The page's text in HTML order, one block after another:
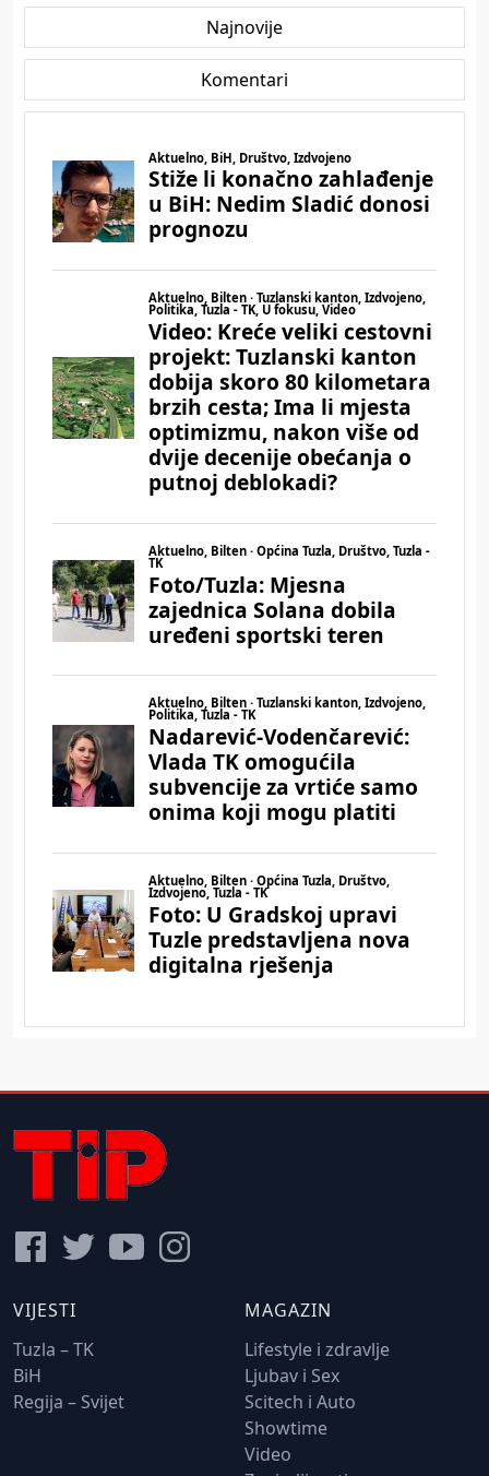
Najnovije
Komentari
VIJESTI
Tuzla – TK
BiH
Regija – Svijet
MAGAZIN
Lifestyle i zdravlje
Ljubav i Sex
Scitech i Auto
Showtime
Video